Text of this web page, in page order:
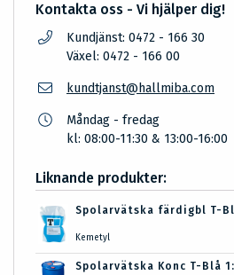
Kontakta oss - Vi hjälper dig!
Kundjänst: 0472 - 166 30
Växel: 0472 - 166 00
kundtjanst@hallmiba.com
Måndag - fredag
kl: 08:00-11:30 & 13:00-16:00
Liknande produkter:
Spolarvätska färdigbl T-
Kemetyl
Spolarvätska Konc T-Blå